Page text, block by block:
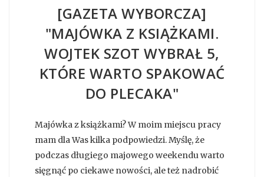
[GAZETA WYBORCZA]
"MAJÓWKA Z KSIĄŻKAMI.
WOJTEK SZOT WYBRAŁ 5,
KTÓRE WARTO SPAKOWAĆ
DO PLECAKA"
Majówka z książkami? W moim miejscu pracy
mam dla Was kilka podpowiedzi. Myślę, że
podczas długiego majowego weekendu warto
sięgnąć po ciekawe nowości, ale też nadrobić